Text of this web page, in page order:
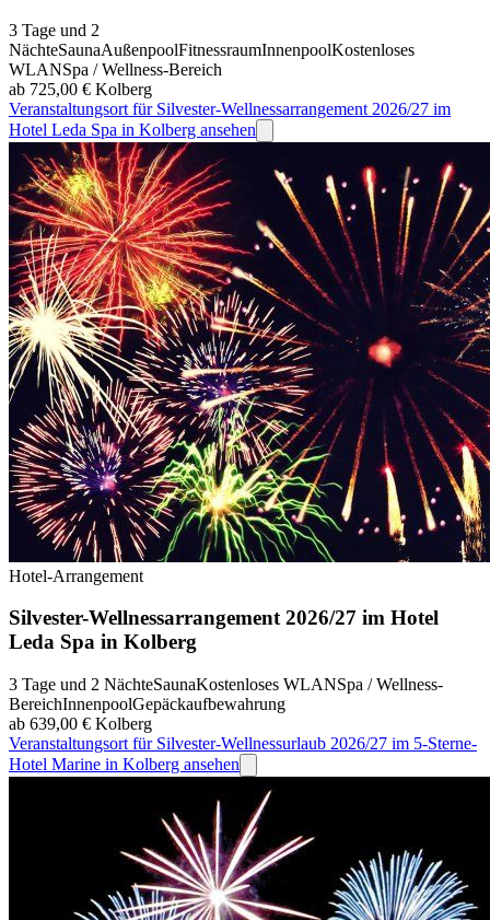
3 Tage und 2
NächteSaunaAußenpoolFitnessraumInnenpoolKostenloses
WLANSpa / Wellness-Bereich
ab 725,00 € Kolberg
Veranstaltungsort für Silvester-Wellnessarrangement 2026/27 im
Hotel Leda Spa in Kolberg ansehen
Hotel-Arrangement
Silvester-Wellnessarrangement 2026/27 im Hotel
Leda Spa in Kolberg
3 Tage und 2 NächteSaunaKostenloses WLANSpa / Wellness-
BereichInnenpoolGepäckaufbewahrung
ab 639,00 € Kolberg
Veranstaltungsort für Silvester-Wellnessurlaub 2026/27 im 5-Sterne-
Hotel Marine in Kolberg ansehen